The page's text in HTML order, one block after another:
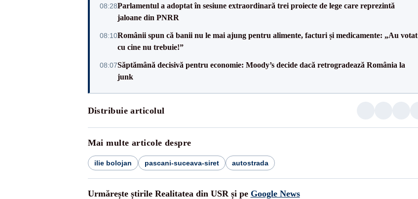
08:28Parlamentul a adoptat în sesiune extraordinară trei proiecte de lege care reprezintă
jaloane din PNRR
08:10Românii spun că banii nu le mai ajung pentru alimente, facturi și medicamente: „Au votat
cu cine nu trebuie!”
08:07Săptămână decisivă pentru economie: Moody’s decide dacă retrogradează România la
junk
Distribuie articolul
Mai multe articole despre
ilie bolojan pascani-suceava-siret autostrada
Urmărește știrile Realitatea din USR și pe Google News